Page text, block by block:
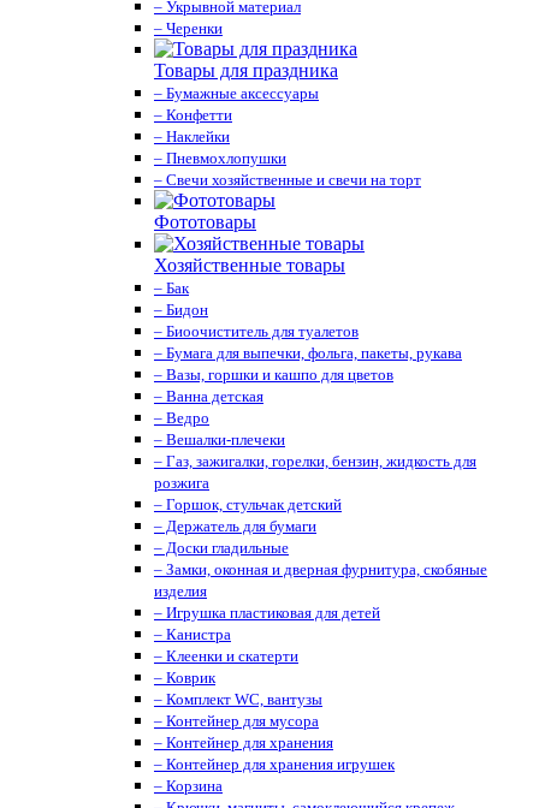
– Укрывной материал
– Черенки
Товары для праздника
– Бумажные аксессуары
– Конфетти
– Наклейки
– Пневмохлопушки
– Свечи хозяйственные и свечи на торт
Фототовары
Хозяйственные товары
– Бак
– Бидон
– Биоочиститель для туалетов
– Бумага для выпечки, фольга, пакеты, рукава
– Вазы, горшки и кашпо для цветов
– Ванна детская
– Ведро
– Вешалки-плечеки
– Газ, зажигалки, горелки, бензин, жидкость для
розжига
– Горшок, стульчак детский
– Держатель для бумаги
– Доски гладильные
– Замки, оконная и дверная фурнитура, скобяные
изделия
– Игрушка пластиковая для детей
– Канистра
– Клеенки и скатерти
– Коврик
– Комплект WC, вантузы
– Контейнер для мусора
– Контейнер для хранения
– Контейнер для хранения игрушек
– Корзина